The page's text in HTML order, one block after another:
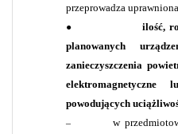
przeprowadza
●
ilość,
planowanych
zanieczyszczenia
elektromagnetyczne
powodujących
–
w